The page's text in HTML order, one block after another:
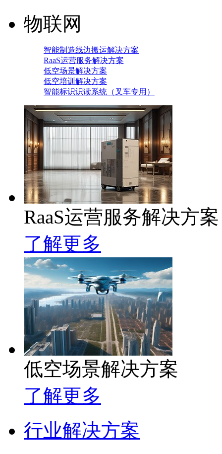
物联网
智能制造线边搬运解决方案
RaaS运营服务解决方案
低空场景解决方案
低空培训解决方案
智能标识识读系统（叉车专用）
RaaS运营服务解决方案
了解更多
低空场景解决方案
了解更多
行业解决方案